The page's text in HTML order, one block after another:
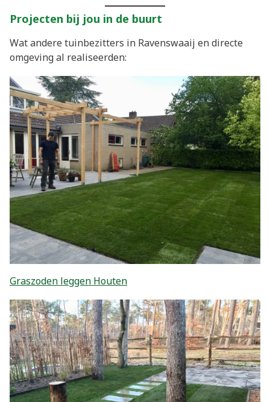
Projecten bij jou in de buurt
Wat andere tuinbezitters in Ravenswaaij en directe
omgeving al realiseerden:
Graszoden leggen Houten